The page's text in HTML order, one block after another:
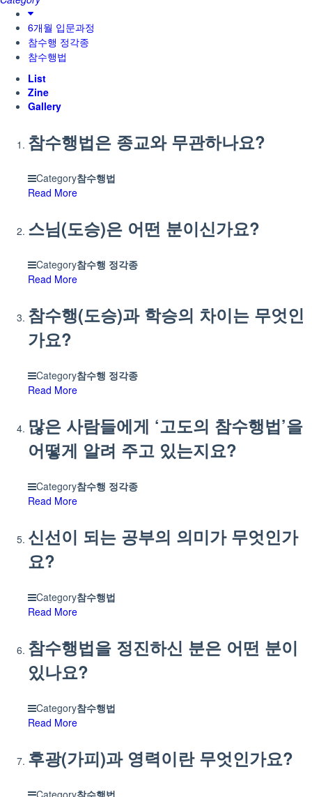
6개월 입문과정
참수행 정각종
참수행법
List
Zine
Gallery
참수행법은 종교와 무관하나요?
Category참수행법
Read More
스님(도승)은 어떤 분이신가요?
Category참수행 정각종
Read More
참수행(도승)과 학승의 차이는 무엇인
가요?
Category참수행 정각종
Read More
많은 사람들에게 ‘고도의 참수행법’을
어떻게 알려 주고 있는지요?
Category참수행 정각종
Read More
신선이 되는 공부의 의미가 무엇인가
요?
Category참수행법
Read More
참수행법을 정진하신 분은 어떤 분이
있나요?
Category참수행법
Read More
후광(가피)과 영력이란 무엇인가요?
Category참수행법